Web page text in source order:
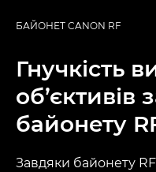
БАЙОНЕТ CANON RF
Гнучкість
об’єктивів
байонету
Завдяки байонету